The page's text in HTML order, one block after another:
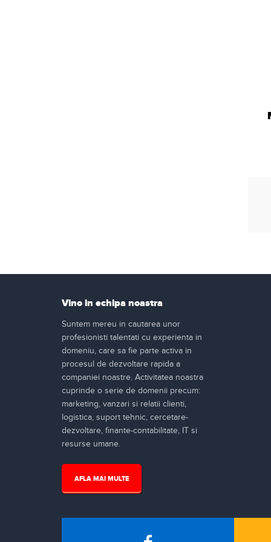
Vino in echipa noastra
Suntem mereu in cautarea unor
profesionisti talentati cu experienta in
domeniu, care sa fie parte activa in
procesul de dezvoltare rapida a
companiei noastre. Activitatea noastra
cuprinde o serie de domenii precum:
marketing, vanzari si relatii clienti,
logistica, suport tehnic, cercetare-
dezvoltare, finante-contabilitate, IT si
resurse umane.
AFLA MAI MULTE